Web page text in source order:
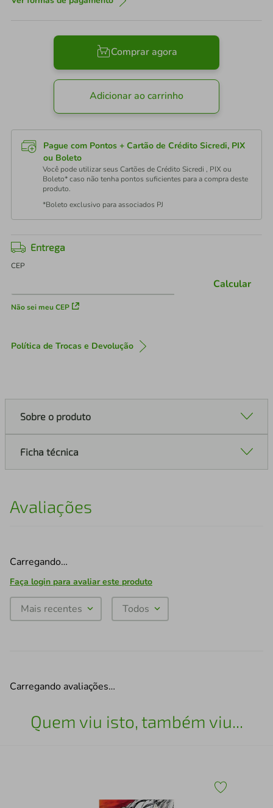
Comprar agora
Adicionar ao carrinho
Pague com Pontos + Cartão de Crédito Sicredi, PIX
ou Boleto
Você pode utilizar seus Cartões de Crédito Sicredi , PIX ou
Boleto* caso não tenha pontos suficientes para a compra deste
produto.
*Boleto exclusivo para associados PJ
Entrega
CEP
Não sei meu CEP
Calcular
Política de Trocas e Devolução
Sobre o produto
Ficha técnica
Avaliações
Carregando…
Faça login para avaliar este produto
Mais recentes Todos
Carregando avaliações…
Quem viu isto, também viu...